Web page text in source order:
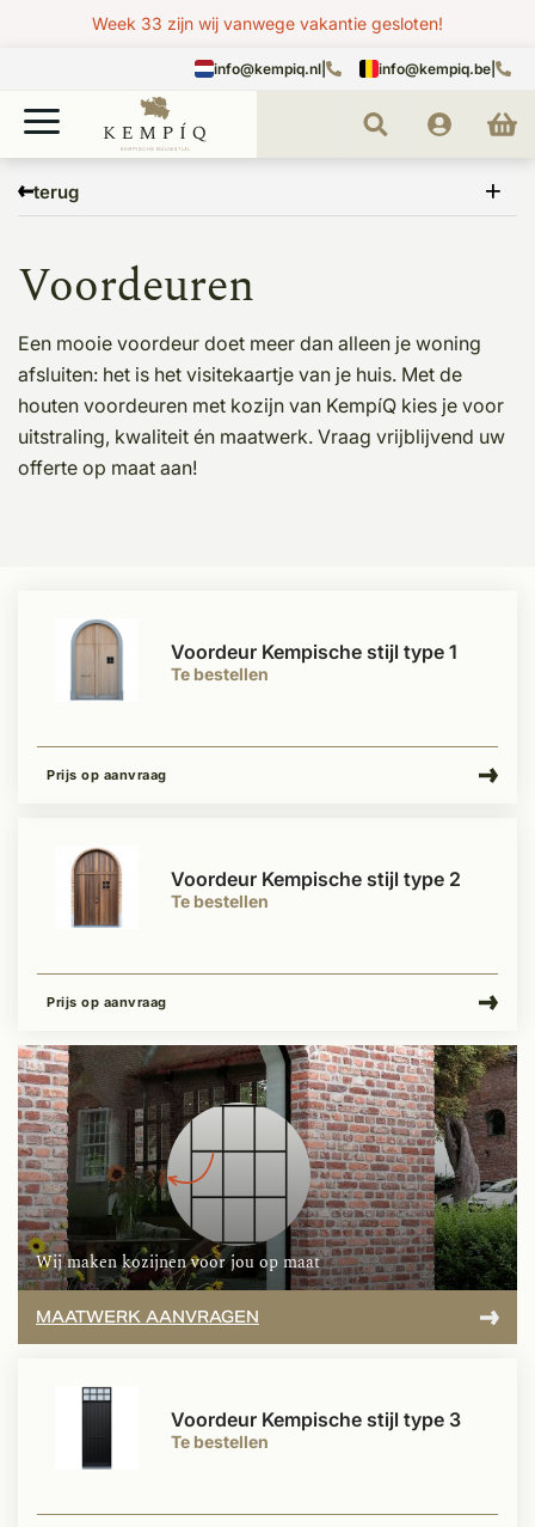
Week 33 zijn wij vanwege vakantie gesloten!
info@kempiq.nl info@kempiq.be
terug
Kempische kozijnenDeurkozijnen
Voordeuren
Een mooie voordeur doet meer dan alleen je woning
afsluiten: het is het visitekaartje van je huis. Met de
houten voordeuren met kozijn van KempíQ kies je voor
uitstraling, kwaliteit én maatwerk. Vraag vrijblijvend uw
offerte op maat aan!
Te bestellen
Voordeur Kempische stijl type 1
Prijs op aanvraag
Te bestellen
Voordeur Kempische stijl type 2
Prijs op aanvraag
Wij maken kozijnen voor jou op maat
MAATWERK AANVRAGEN
Te bestellen
Voordeur Kempische stijl type 3